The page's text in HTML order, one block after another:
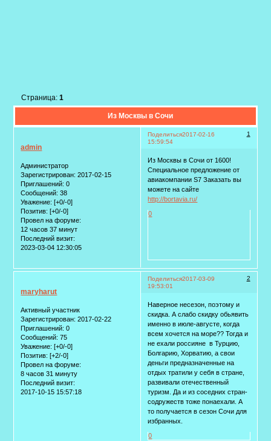
Из Москвы в Сочи
Страница: 1
Поделиться 1
2017-02-16
15:59:54
admin
Администратор
Зарегистрирован: 2017-02-15
Приглашений: 0
Сообщений: 38
Уважение: [+0/-0]
Позитив: [+0/-0]
Провел на форуме:
12 часов 37 минут
Последний визит:
2023-03-04 12:30:05
Из Москвы в Сочи от 1600!
Специальное предложение от
авиакомпании S7 Заказать вы
можете на сайте
http://bortavia.ru/
0
Поделиться 2
2017-03-09
19:53:01
maryharut
Активный участник
Зарегистрирован: 2017-02-22
Приглашений: 0
Сообщений: 75
Уважение: [+0/-0]
Позитив: [+2/-0]
Провел на форуме:
8 часов 31 минуту
Последний визит:
2017-10-15 15:57:18
Наверное несезон, поэтому и
скидка. А слабо скидку обьявить
именно в июле-августе, когда
всем хочется на море?? Тогда и
не ехали россияне в Турцию,
Болгарию, Хорватию, а свои
деньги предназначенные на
отдых тратили у себя в стране,
развивали отечественный
туризм. Да и из соседних стран-
содружеств тоже понаехали. А
то получается в сезон Сочи для
избранных.
0